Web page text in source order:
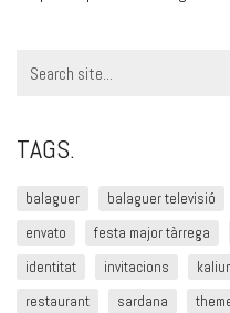
for:
TAGS.
balaguer balaguer televisió
envato
festa major tàrrega
identitat
invitacions
restaurant
sardana